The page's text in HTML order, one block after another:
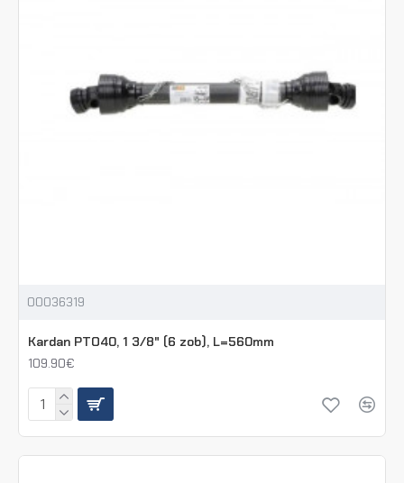
00036319
Kardan PTO40, 1 3/8" (6 zob), L=560mm
109.90€